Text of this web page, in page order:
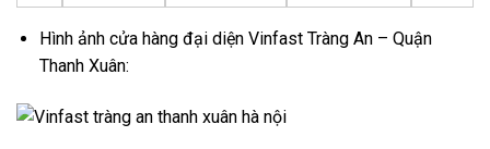
Hình ảnh cửa hàng đại diện Vinfast Tràng An – Quận
Thanh Xuân: